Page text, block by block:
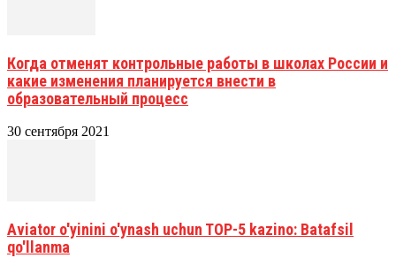
Когда отменят контрольные работы в школах России и
какие изменения планируется внести в
образовательный процесс
30 сентября 2021
Aviator o'yinini o'ynash uchun TOP-5 kazino: Batafsil
qo'llanma